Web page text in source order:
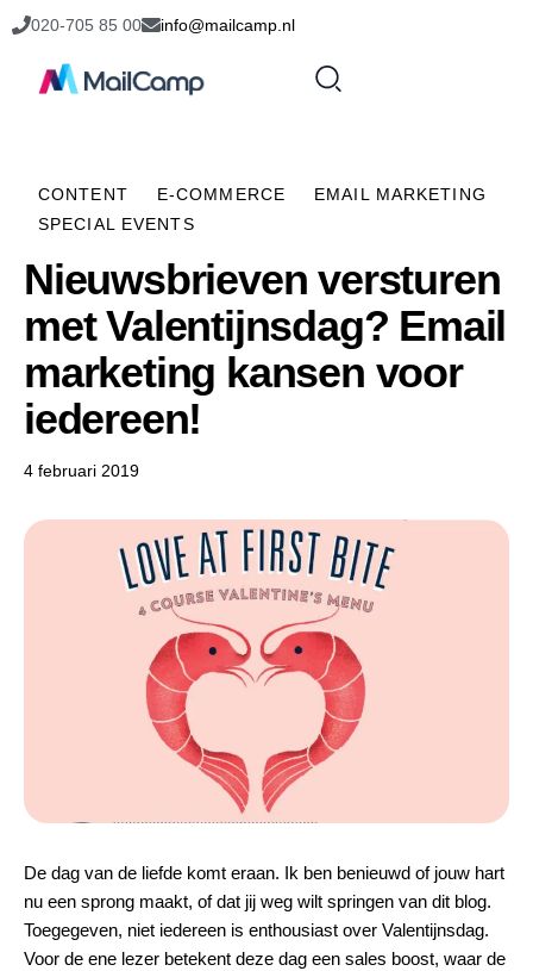
020-705 85 00 info@mailcamp.nl
CONTENT E-COMMERCE
EMAIL MARKETING
SPECIAL EVENTS
Nieuwsbrieven versturen
met Valentijnsdag? Email
marketing kansen voor
iedereen!
4 februari 2019
De dag van de liefde komt eraan. Ik ben benieuwd of jouw hart
nu een sprong maakt, of dat jij weg wilt springen van dit blog.
Toegegeven, niet iedereen is enthousiast over Valentijnsdag.
Voor de ene lezer betekent deze dag een sales boost, waar de